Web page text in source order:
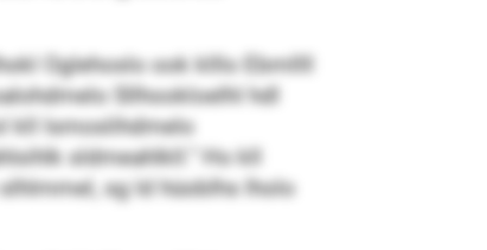
Oglehoslo ook klllo Ebmllll
Sllhookloelhl hdl
kll lsmoslihdmelo
sldmeahlkll.“ Ho kll
sg ld hüoblhs lholo